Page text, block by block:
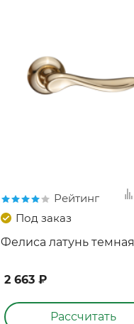
Рейтинг
Под заказ
Фелиса латунь темная
2 663 ₽
Рассчитать